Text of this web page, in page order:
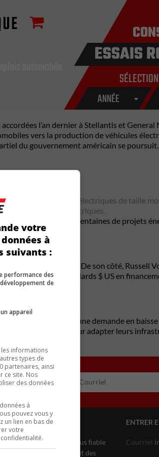
ESSAIS
ANNÉE
l’an dernier à Stellantis et
vers la production de véhicules
du gouvernement américain se poursuit.
électriques;
de camions électriques de taille
pour véhicules électriques.
pour plusieurs centaines de projets
de réaction. De son côté, Russell
près de 8 milliards $ US en
déjà confrontée à une demande en
clé essentielle pour adapter leurs
le plus complet et le plus fiable
ou simplement à l’affût des
ENTRER
Courriel
votre
à
suivants :
performance des
de
appareil
informations
types de
partenaires, ainsi
ce site. Nos
des données
à
pouvez vous y
un lien en bas de
votre